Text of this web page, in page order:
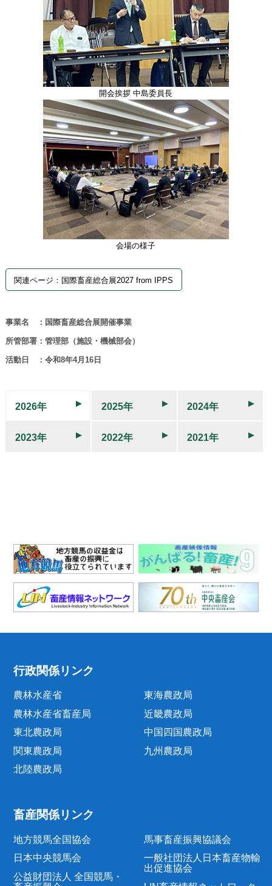
開会挨拶 中島委員長
会場の様子
関連ページ：国際畜産総合展2027 from IPPS
事業名 ：国際畜産総合展開催事業
所管部署：管理部（施設・機械部会）
活動日 ：令和8年4月16日
2026年 2025年 2024年
2023年 2022年 2021年
行政関係リンク
農林水産省
農林水産省畜産局
東北農政局
関東農政局
北陸農政局
東海農政局
近畿農政局
中国四国農政局
九州農政局
畜産関係リンク
地方競馬全国協会
日本中央競馬会
公益財団法人 全国競馬・
馬事畜産振興協議会
一般社団法人日本畜産物輸
出促進協会